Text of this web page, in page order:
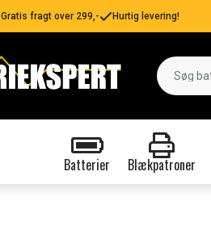
Gratis fragt over 299,- Hurtig levering!
Batterier Blækpatroner